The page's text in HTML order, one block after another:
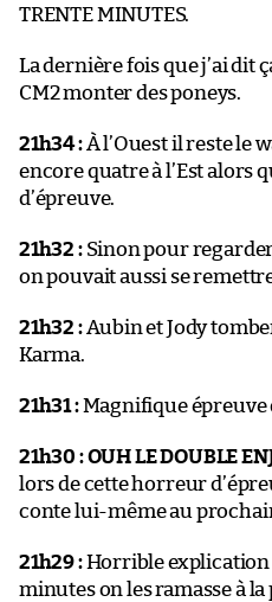
TRENTE MINUTES.
La dernière fois que j’ai dit
CM2 monter des poneys.
21h34 :À l’Ouest il reste le
encore quatre à l’Est alors
d’épreuve.
21h32 :Sinon pour
on pouvait aussi se
21h32 :Aubin et Jody
Karma.
21h31 :Magnifique épreuve
21h30 :OUH LE DOUBLE
lors de cette horreur
conte lui-même au
21h29 :Horrible explication
minutes on les ramasse à